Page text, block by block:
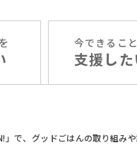
今できるこ
支援した
で、グッドごはんの取り組み